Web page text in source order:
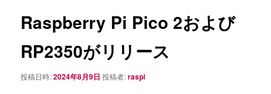
ー
ョ
Raspberry Pi Pico 2および
RP2350がリリース
投稿日時:2024年8月9日 投稿者:raspi